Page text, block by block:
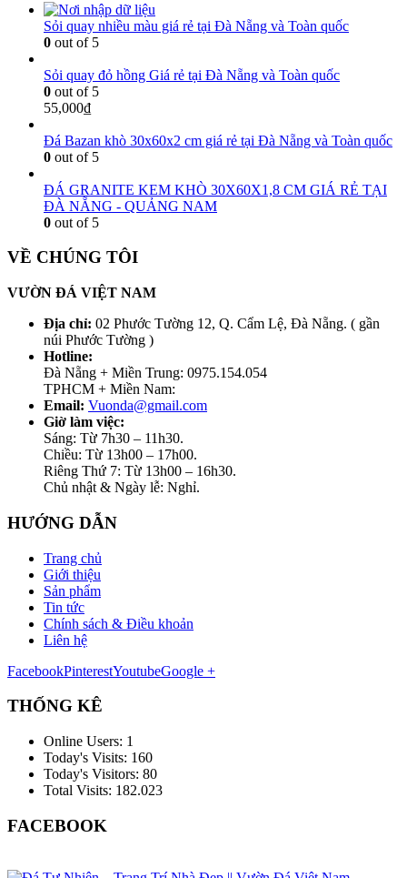
Sỏi quay nhiều màu giá rẻ tại Đà Nẵng và Toàn quốc
0 out of 5
Sỏi quay đỏ hồng Giá rẻ tại Đà Nẵng và Toàn quốc
0 out of 5
55,000₫
Đá Bazan khò 30x60x2 cm giá rẻ tại Đà Nẵng và Toàn quốc
0 out of 5
ĐÁ GRANITE KEM KHÒ 30X60X1,8 CM GIÁ RẺ TẠI
ĐÀ NẴNG - QUẢNG NAM
0 out of 5
VỀ CHÚNG TÔI
VƯỜN ĐÁ VIỆT NAM
Địa chỉ: 02 Phước Tường 12, Q. Cẩm Lệ, Đà Nẵng. ( gần
núi Phước Tường )
Hotline:
Đà Nẵng + Miền Trung: 0975.154.054
TPHCM + Miền Nam:
Email: Vuonda@gmail.com
Giờ làm việc:
Sáng: Từ 7h30 – 11h30.
Chiều: Từ 13h00 – 17h00.
Riêng Thứ 7: Từ 13h00 – 16h30.
Chủ nhật & Ngày lễ: Nghỉ.
HƯỚNG DẪN
Trang chủ
Giới thiệu
Sản phẩm
Tin tức
Chính sách & Điều khoản
Liên hệ
FacebookPinterestYoutubeGoogle +
THỐNG KÊ
Online Users: 1
Today's Visits: 160
Today's Visitors: 80
Total Visits: 182.023
FACEBOOK